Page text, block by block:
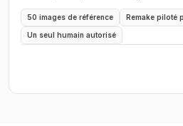
jamais apparaître à l'écran.
50 images de référence Remake piloté
Un seul humain autorisé